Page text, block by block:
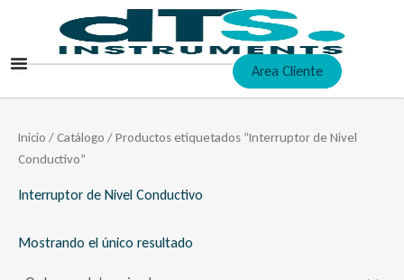
contenido
Area Cliente
Inicio /Catálogo / Productos etiquetados “Interruptor de Nivel
Conductivo”
Interruptor de Nivel Conductivo
Mostrando el único resultado